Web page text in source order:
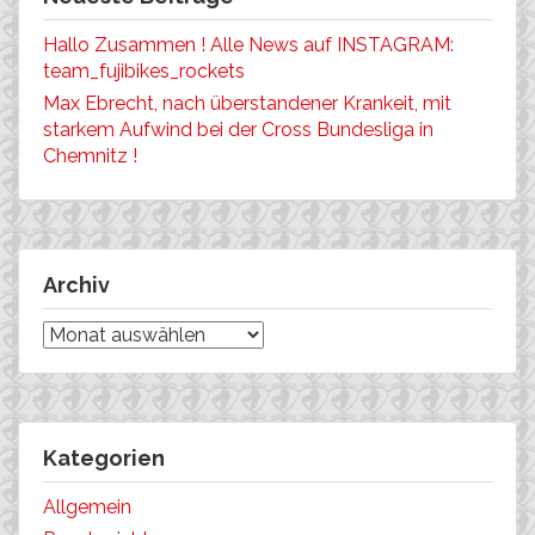
Hallo Zusammen ! Alle News auf INSTAGRAM:
team_fujibikes_rockets
Max Ebrecht, nach überstandener Krankeit, mit
starkem Aufwind bei der Cross Bundesliga in
Chemnitz !
Archiv
Archiv
Kategorien
Allgemein